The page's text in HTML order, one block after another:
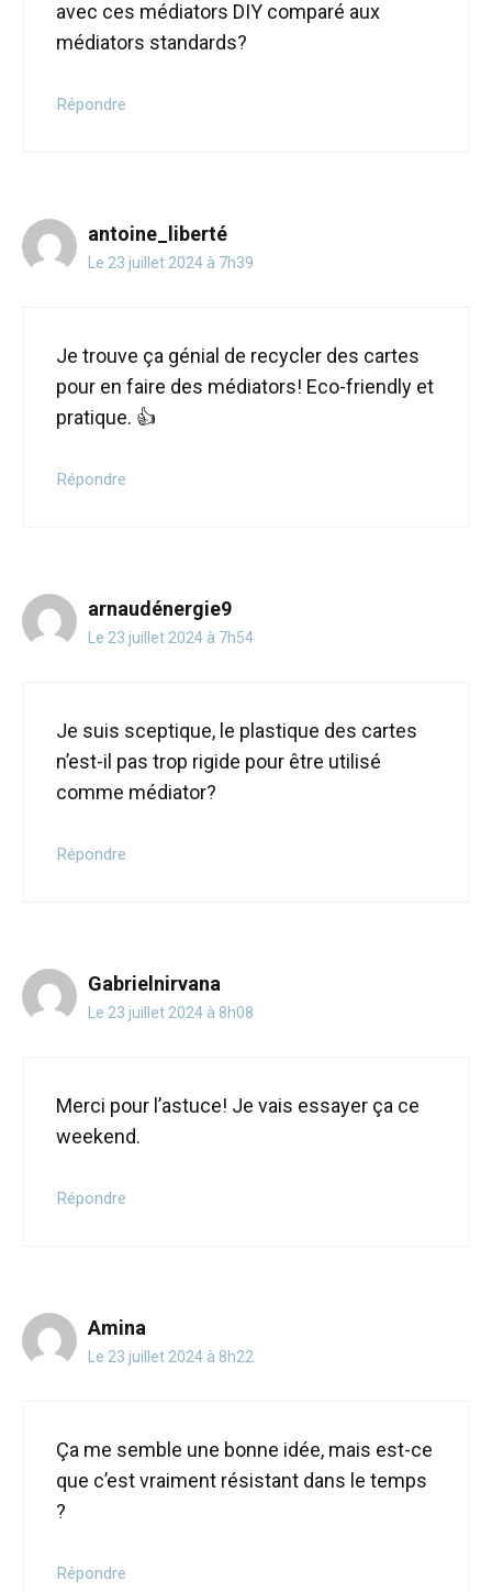
avec ces médiators DIY comparé aux
médiators standards?
Répondre
antoine_liberté
Le 23 juillet 2024 à 7h39
Je trouve ça génial de recycler des cartes
pour en faire des médiators! Eco-friendly et
pratique. 👍
Répondre
arnaudénergie9
Le 23 juillet 2024 à 7h54
Je suis sceptique, le plastique des cartes
n’est-il pas trop rigide pour être utilisé
comme médiator?
Répondre
Gabrielnirvana
Le 23 juillet 2024 à 8h08
Merci pour l’astuce! Je vais essayer ça ce
weekend.
Répondre
Amina
Le 23 juillet 2024 à 8h22
Ça me semble une bonne idée, mais est-ce
que c’est vraiment résistant dans le temps
?
Répondre